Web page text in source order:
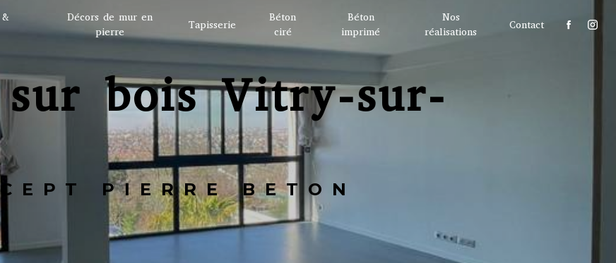
Décors de mur en
pierre
Tapisserie
Béton
ciré
Béton
imprimé
Nos
réalisations
Contact
PIERRE BETON